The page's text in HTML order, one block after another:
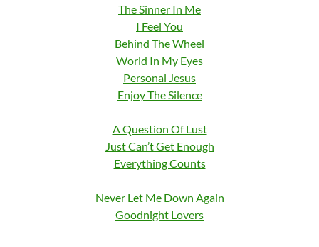
The Sinner In Me
I Feel You
Behind The Wheel
World In My Eyes
Personal Jesus
Enjoy The Silence
A Question Of Lust
Just Can’t Get Enough
Everything Counts
Never Let Me Down Again
Goodnight Lovers